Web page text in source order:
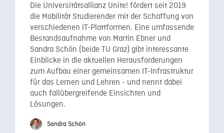
Die Universitätsallianz Unite! fördert seit 2019
die Mobilität Studierender mit der Schaffung von
verschiedenen IT-Plattformen. Eine umfassende
Bestandsaufnahme von Martin Ebner und
Sandra Schön (beide TU Graz) gibt interessante
Einblicke in die aktuellen Herausforderungen
zum Aufbau einer gemeinsamen IT-Infrastruktur
für das Lernen und Lehren - und nennt dabei
auch fallübergreifende Einsichten und
Lösungen.
Sandra Schön